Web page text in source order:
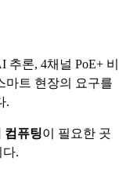
추론, 4채널 PoE+ 비
마트 현장의 요구를
.
컴퓨팅이 필요한 곳
.